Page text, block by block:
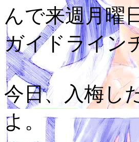
んで来週月曜
ガイドライン
今日、入梅し
よ。